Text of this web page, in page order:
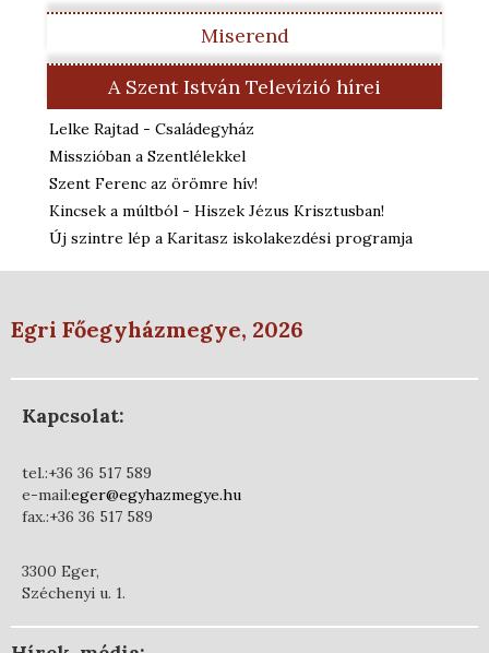
Miserend
A Szent István Televízió hírei
Lelke Rajtad - Családegyház
Misszióban a Szentlélekkel
Szent Ferenc az örömre hív!
Kincsek a múltból - Hiszek Jézus Krisztusban!
Új szintre lép a Karitasz iskolakezdési programja
Egri Főegyházmegye, 2026
Kapcsolat:
tel.:+36 36 517 589
e-mail:eger@egyhazmegye.hu
fax.:+36 36 517 589
3300 Eger,
Széchenyi u. 1.